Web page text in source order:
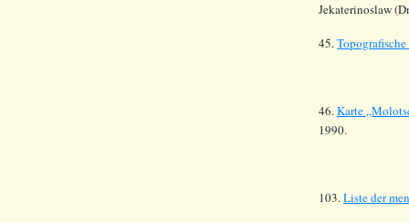
Jekaterinoslaw(
45.
46.Karte„
1990.
103.Liste der